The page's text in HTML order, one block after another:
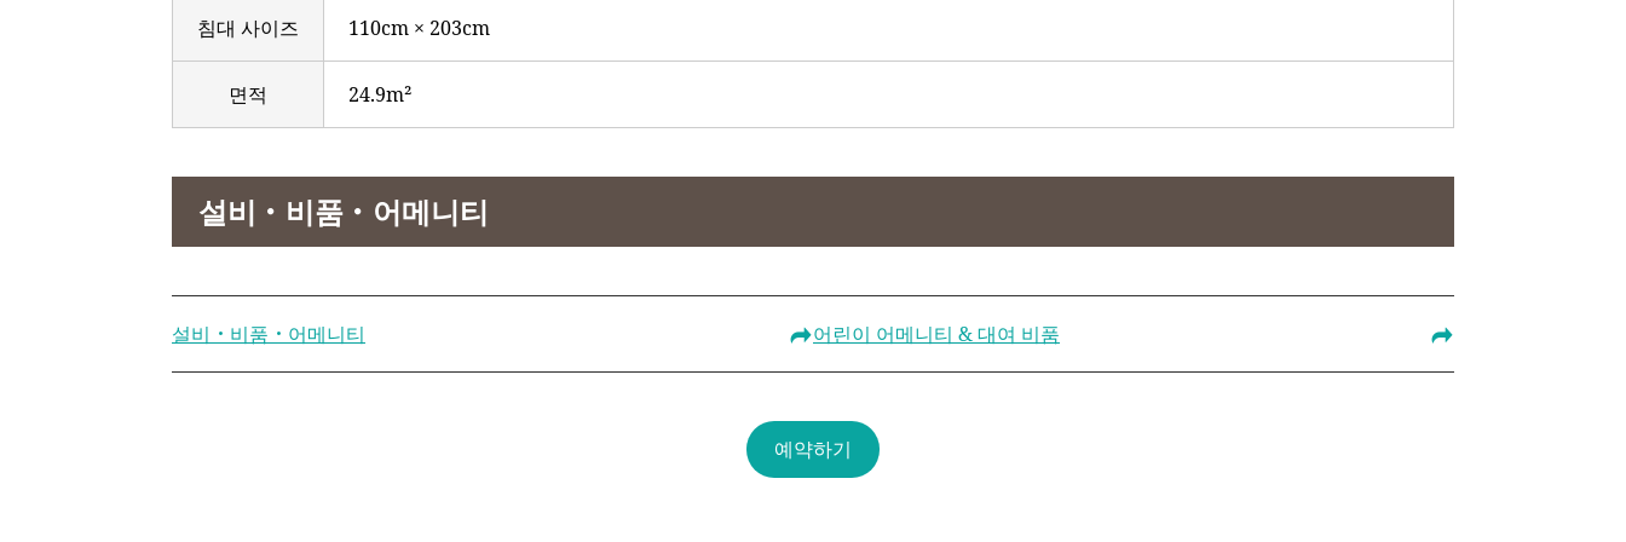
침대 사이즈 110cm × 203cm
면적 24.9m²
설비・비품・어메니티
설비・비품・어메니티 어린이 어메니티 & 대여 비품
예약하기